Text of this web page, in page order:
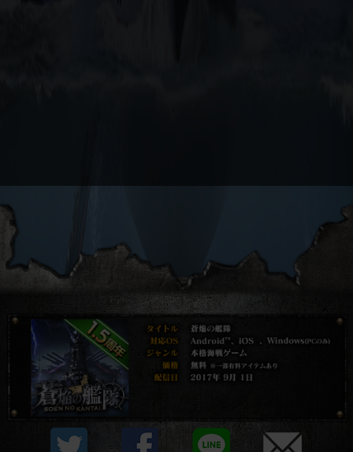
プライバシーポリシー
他社モジュール等について
資金決済法に基づく表示